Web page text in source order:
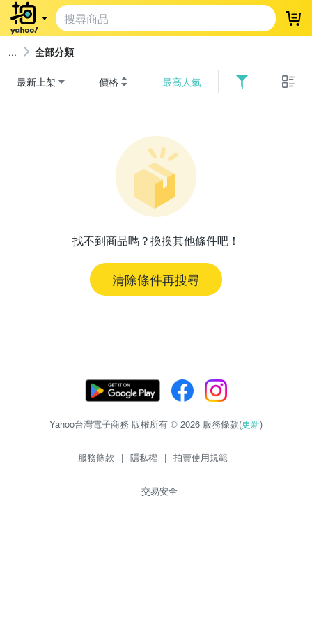
登
全部分類
最新上架 價格 最高人氣
找不到商品嗎？換換其他條件吧！
清除條件再搜尋
Yahoo台灣電子商務 版權所有 © 2026 服務條款(更新)
服務條款 | 隱私權 | 拍賣使用規範
交易安全